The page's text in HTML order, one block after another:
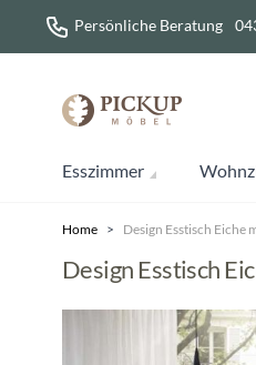
Direkt zum Inhalt
Persönliche Beratung
Esszimmer
Home > Design Esstisch Eiche
Design Esstisch